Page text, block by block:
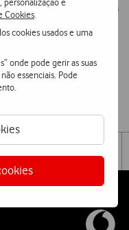
Cookies
cookies usados e uma
onde pode gerir as suas
essenciais. Pode
de várias pessoas, mas
oferta, sendo permitido
adesão exclusiva
até ao dia 14 de
de fevereiro.
Facebook